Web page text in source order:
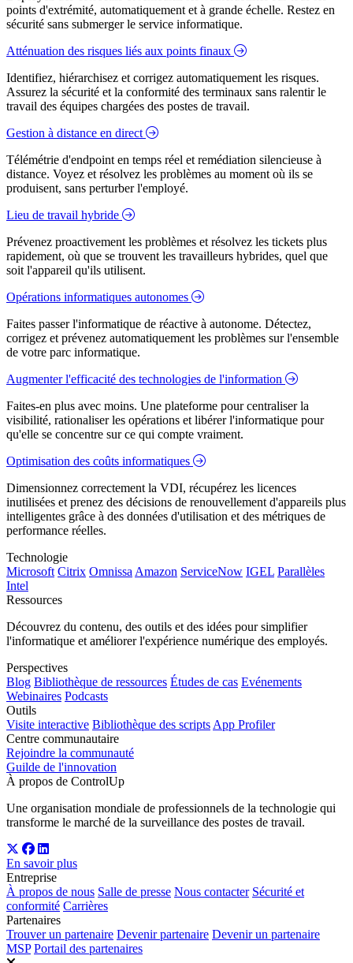
points d'extrémité, automatiquement et à grande échelle. Restez en
sécurité sans submerger le service informatique.
Atténuation des risques liés aux points finaux
Identifiez, hiérarchisez et corrigez automatiquement les risques.
Assurez la sécurité et la conformité des terminaux sans ralentir le
travail des équipes chargées des postes de travail.
Gestion à distance en direct
Télémétrie d'endpoint en temps réel et remédiation silencieuse à
distance. Voyez et résolvez les problèmes au moment où ils se
produisent, sans perturber l'employé.
Lieu de travail hybride
Prévenez proactivement les problèmes et résolvez les tickets plus
rapidement, où que se trouvent les travailleurs hybrides, quel que
soit l'appareil qu'ils utilisent.
Opérations informatiques autonomes
Faites passer l'informatique de réactive à autonome. Détectez,
corrigez et prévenez automatiquement les problèmes sur l'ensemble
de votre parc informatique.
Augmenter l'efficacité des technologies de l'information
Faites-en plus avec moins. Une plateforme pour centraliser la
visibilité, rationaliser les opérations et libérer l'informatique pour
qu'elle se concentre sur ce qui compte vraiment.
Optimisation des coûts informatiques
Dimensionnez correctement la VDI, récupérez les licences
inutilisées et prenez des décisions de renouvellement d'appareils plus
intelligentes grâce à des données d'utilisation et des métriques de
performance réelles.
Technologie
Microsoft Citrix Omnissa Amazon ServiceNow IGEL Parallèles
Intel
Ressources
Découvrez du contenu, des outils et des idées pour simplifier
l'informatique et améliorer l'expérience numérique des employés.
Perspectives
Blog Bibliothèque de ressources Études de cas Evénements
Webinaires Podcasts
Outils
Visite interactive Bibliothèque des scripts App Profiler
Centre communautaire
Rejoindre la communauté
Guilde de l'innovation
À propos de ControlUp
Une organisation mondiale de professionnels de la technologie qui
transforme le marché de la surveillance des postes de travail.
En savoir plus
Entreprise
À propos de nous Salle de presse Nous contacter Sécurité et
conformité Carrières
Partenaires
Trouver un partenaire Devenir partenaire Devenir un partenaire
MSP Portail des partenaires